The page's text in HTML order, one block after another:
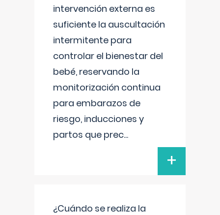
intervención externa es
suficiente la auscultación
intermitente para
controlar el bienestar del
bebé, reservando la
monitorización continua
para embarazos de
riesgo, inducciones y
partos que prec...
+
¿Cuándo se realiza la